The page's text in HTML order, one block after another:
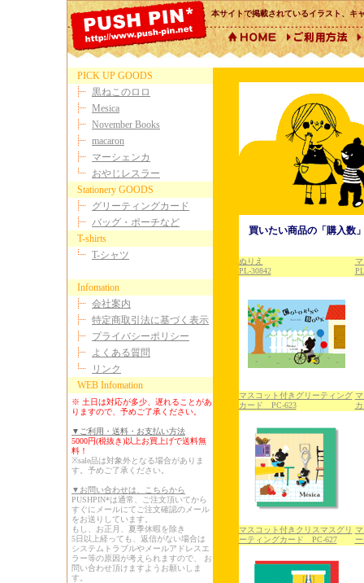
本サイトで掲載されているイラスト、キ
PICK UP GOODS
黒ねこのロロ
Mesica
November Books
macaron
マーシェンカ
おやじレスラー
Stationery GOODS
グリーティングカード
バッグ・ポーチなど
T-shirts
T-シャツ
Infomation
会社案内
特定商取引法に基づく表示
プライバシーポリシー
よくある質問
リンク
WEB Infomation
※ 土日は対応が多少、遅れることがあ
りますので、予めご了承ください。
▼ご利用・送料・お支払い方法
5000円(税抜き)以上お買上げで送料無
料！
※sale品は対象外となる場合がありま
す。予めご了承ください。
▼お問い合わせは、こちらから
PUSHPIN*は通常、ご注文頂いてから
すぐにメールにてご注文確認のメール
をお送りしています。
もし、お正月、夏季休暇を除き
5日以上経っても、返信がない場合は
システムトラブルやメールアドレスエ
ラー等の原因が考えられますので、 お
問い合わせ頂けますようお願いしま
す。
買いたい商品の「購入数
ぬりえ
PL-30842
マスコット付きグリーティング
カード PC-623
マスコット付きクリスマスグリ
ーティングカード PC-627